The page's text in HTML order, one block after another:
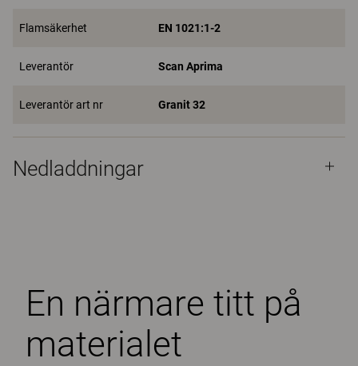
Flamsäkerhet EN 1021:1-2
Leverantör Scan Aprima
Leverantör art nr Granit 32
Nedladdningar
En närmare titt på
materialet